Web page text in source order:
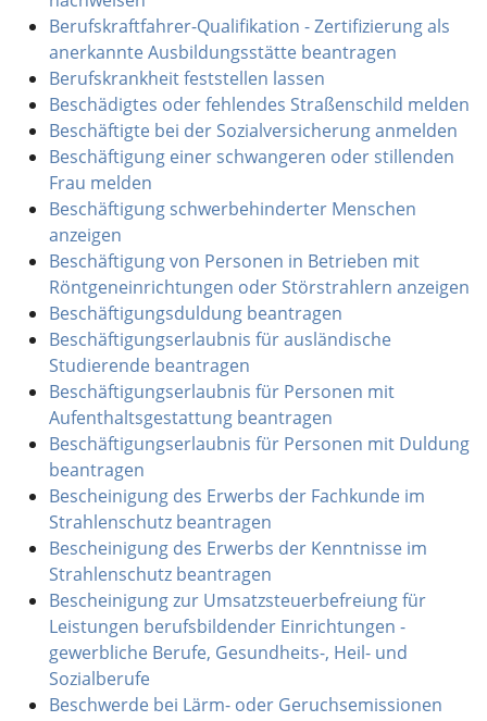
Berufskraftfahrer-Qualifikation - Zertifizierung als
anerkannte Ausbildungsstätte beantragen
Berufskrankheit feststellen lassen
Beschädigtes oder fehlendes Straßenschild melden
Beschäftigte bei der Sozialversicherung anmelden
Beschäftigung einer schwangeren oder stillenden
Frau melden
Beschäftigung schwerbehinderter Menschen
anzeigen
Beschäftigung von Personen in Betrieben mit
Röntgeneinrichtungen oder Störstrahlern anzeigen
Beschäftigungsduldung beantragen
Beschäftigungserlaubnis für ausländische
Studierende beantragen
Beschäftigungserlaubnis für Personen mit
Aufenthaltsgestattung beantragen
Beschäftigungserlaubnis für Personen mit Duldung
beantragen
Bescheinigung des Erwerbs der Fachkunde im
Strahlenschutz beantragen
Bescheinigung des Erwerbs der Kenntnisse im
Strahlenschutz beantragen
Bescheinigung zur Umsatzsteuerbefreiung für
Leistungen berufsbildender Einrichtungen -
gewerbliche Berufe, Gesundheits-, Heil- und
Sozialberufe
Beschwerde bei Lärm- oder Geruchsemissionen